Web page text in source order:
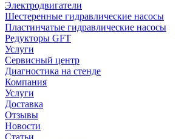
Электродвигатели
Шестеренные гидравлические насосы
Пластинчатые гидравлические насосы
Редукторы GFT
Услуги
Сервисный центр
Диагностика на стенде
Компания
Услуги
Доставка
Отзывы
Новости
Статьи